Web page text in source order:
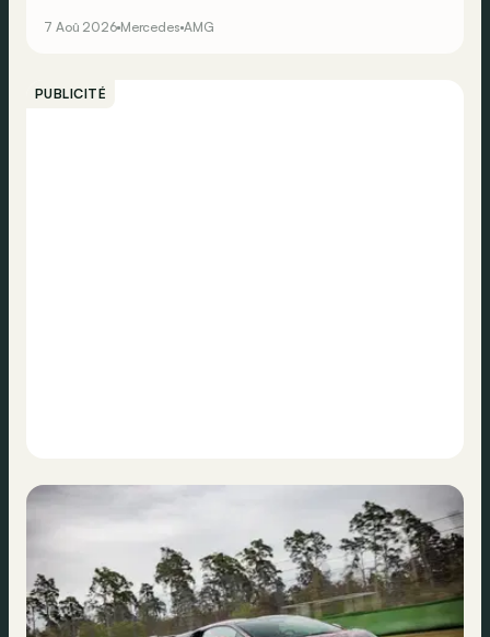
7 Aoû 2026 Mercedes AMG
PUBLICITÉ